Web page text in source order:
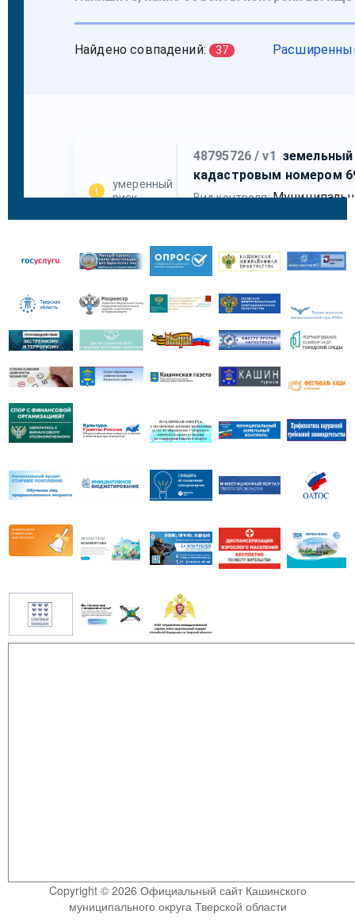
Copyright © 2026 Официальный сайт Кашинского
муниципального округа Тверской области